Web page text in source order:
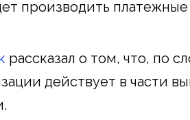
производить
рассказал о том, что, по
действует в части